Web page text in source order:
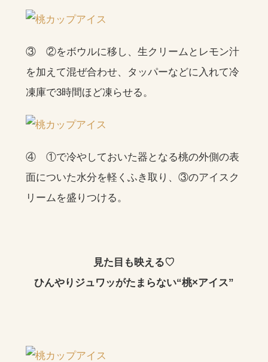
③ ②をボウルに移し、生クリームとレモン汁
を加えて混ぜ合わせ、タッパーなどに入れて冷
凍庫で3時間ほど凍らせる。
④ ①で冷やしておいた器となる桃の外側の表
面についた水分を軽くふき取り、③のアイスク
リームを盛りつける。
見た目も映える♡
ひんやりジュワッがたまらない“桃×アイス”